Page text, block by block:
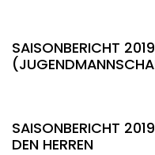
SAISONBERICHT
SAISONBERICHT
DEN HERREN